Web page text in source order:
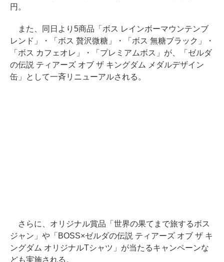
円。
また、同日より5商品「ボス レインボーマウンテンブ
レンド」・「ボス 贅沢微糖」・「ボス 無糖ブラック」・
「ボス カフェオレ」・「プレミアムボス」が、「ゼルダ
の伝説 ティアーズ オブ ザ キングダム メダルデザイン
缶」として一斉リニューアルされる。
さらに、オリジナル賞品「世界の果てまで旅するボス
ジャン」や「BOSS×ゼルダの伝説 ティアーズ オブ ザ キ
ングダム オリジナルTシャツ」が当たるキャンペーンな
ども実施される。